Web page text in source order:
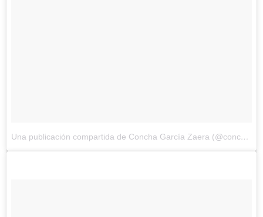
Una publicación compartida de Concha García Zaera (@conchagzaera)